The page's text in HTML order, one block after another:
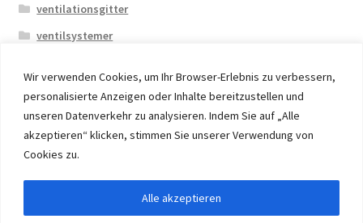
Wir verwenden Cookies, um Ihr Browser-Erlebnis zu verbessern,
personalisierte Anzeigen oder Inhalte bereitzustellen und
unseren Datenverkehr zu analysieren. Indem Sie auf „Alle
akzeptieren“ klicken, stimmen Sie unserer Verwendung von
Cookies zu.
Alle akzeptieren
ventilationsgitter
ventilsystemer
© 2026 Eruon Trade UG, Germany, member of the ERUON